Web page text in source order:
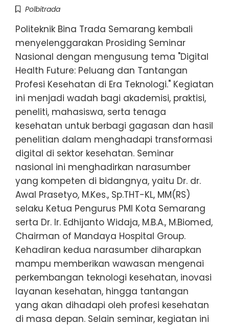
Polbitrada
Politeknik Bina Trada Semarang kembali
menyelenggarakan Prosiding Seminar
Nasional dengan mengusung tema "Digital
Health Future: Peluang dan Tantangan
Profesi Kesehatan di Era Teknologi." Kegiatan
ini menjadi wadah bagi akademisi, praktisi,
peneliti, mahasiswa, serta tenaga
kesehatan untuk berbagi gagasan dan hasil
penelitian dalam menghadapi transformasi
digital di sektor kesehatan. Seminar
nasional ini menghadirkan narasumber
yang kompeten di bidangnya, yaitu Dr. dr.
Awal Prasetyo, M.Kes., Sp.THT-KL, MM(RS)
selaku Ketua Pengurus PMI Kota Semarang
serta Dr. Ir. Edhijanto Widaja, M.B.A., M.Biomed,
Chairman of Mandaya Hospital Group.
Kehadiran kedua narasumber diharapkan
mampu memberikan wawasan mengenai
perkembangan teknologi kesehatan, inovasi
layanan kesehatan, hingga tantangan
yang akan dihadapi oleh profesi kesehatan
di masa depan. Selain seminar, kegiatan ini